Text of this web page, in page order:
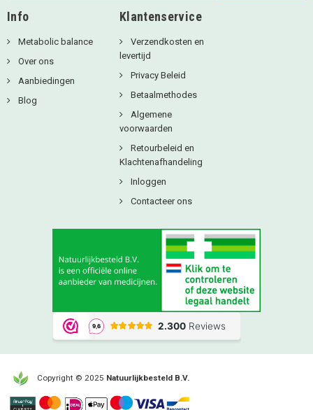
Info
Metabolic balance
Over ons
Aanbiedingen
Blog
Klantenservice
Verzendkosten en
levertijd
Privacy Beleid
Betaalmethodes
Algemene
voorwaarden
Retourbeleid en
Klachtenafhandeling
Inloggen
Contacteer ons
Copyright © 2025 Natuurlijkbesteld B.V.